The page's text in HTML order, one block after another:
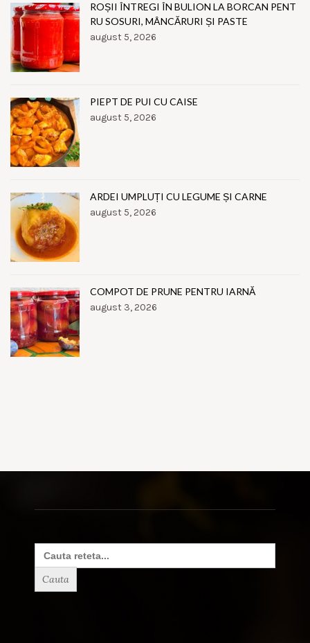
ROȘII ÎNTREGI ÎN BULION LA BORCAN PENT
RU SOSURI, MÂNCĂRURI ȘI PASTE
august 5, 2026
PIEPT DE PUI CU CAISE
august 5, 2026
ARDEI UMPLUȚI CU LEGUME ȘI CARNE
august 5, 2026
COMPOT DE PRUNE PENTRU IARNĂ
august 3, 2026
Search
for: